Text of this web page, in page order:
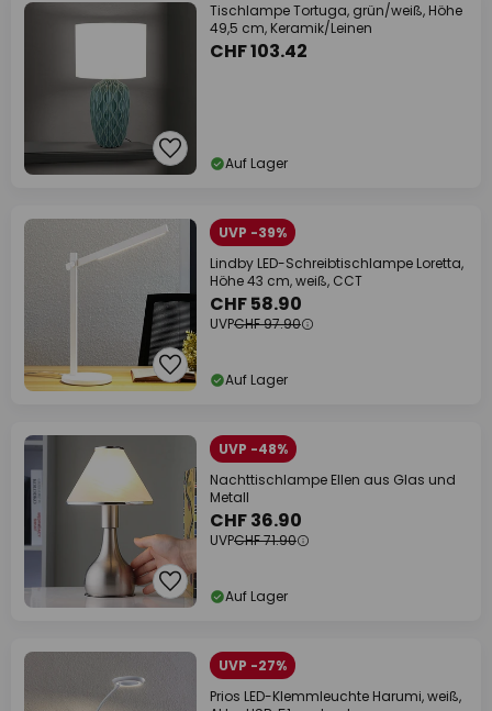
Tischlampe Tortuga, grün/weiß, Höhe
49,5 cm, Keramik/Leinen
CHF 103.42
Auf Lager
UVP -39%
Lindby LED-Schreibtischlampe Loretta,
Höhe 43 cm, weiß, CCT
CHF 58.90
UVPCHF 97.90
Auf Lager
UVP -48%
Nachttischlampe Ellen aus Glas und
Metall
CHF 36.90
UVPCHF 71.90
Auf Lager
UVP -27%
Prios LED-Klemmleuchte Harumi, weiß,